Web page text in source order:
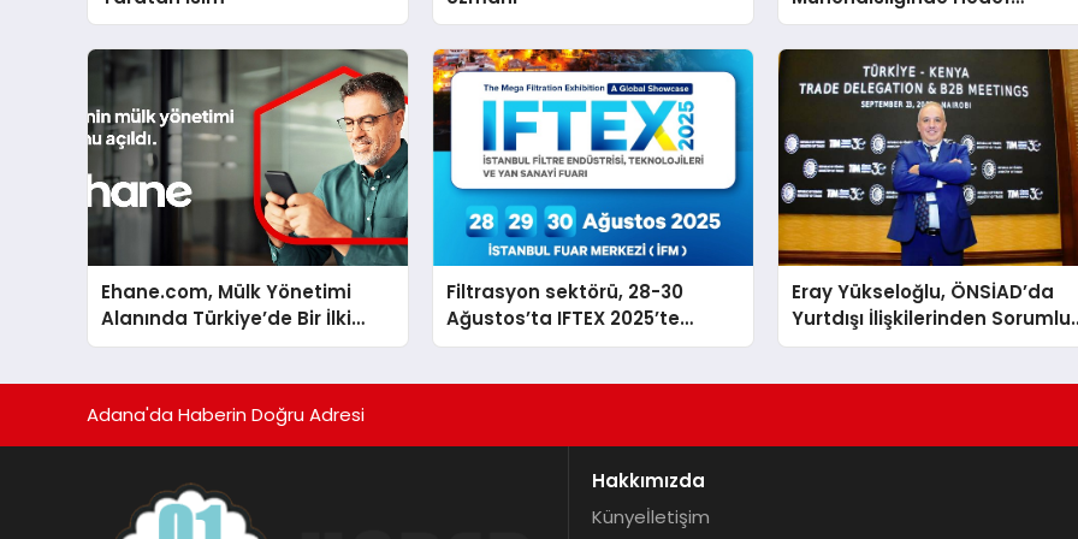
Büyüttü
Ehane.com, Mülk Yönetimi
Alanında Türkiye’de Bir İlki
Gerçekleştirmek İçin Yayında
Filtrasyon sektörü, 28-30
Ağustos’ta IFTEX 2025’te
buluşacak
Eray Yükseloğlu, ÖNSİAD’da
Yurtdışı İlişkilerinden Sorumlu
Genel Başkan Yardımcısı
Adana'da Haberin Doğru Adresi
Hakkımızda
Künyeİletişim